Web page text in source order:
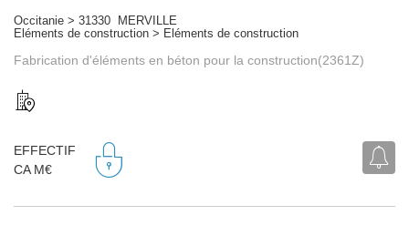
Occitanie > 31330 MERVILLE
Eléments de construction > Eléments de construction
Fabrication d'éléments en béton pour la construction(2361Z)
EFFECTIF
CA M€